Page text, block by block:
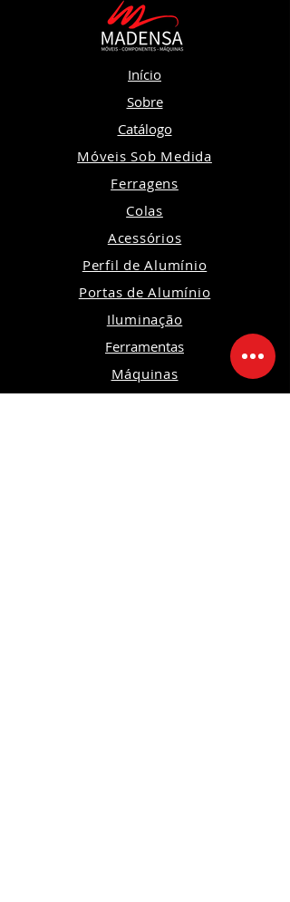
Início
Sobre
Catálogo
Móveis Sob Medida
Ferragens
Colas
Acessórios
Perfil de Alumínio
Portas de Alumínio
Iluminação
Ferramentas
Máquinas